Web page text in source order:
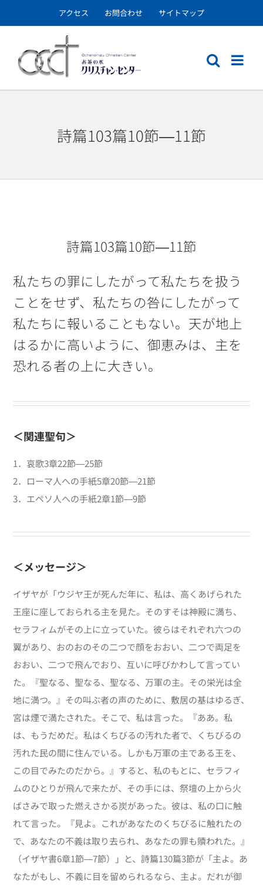
to
アクセス お問合わせ サイトマップ
詩篇103篇10節―11節
詩篇103篇10節―11節
私たちの罪にしたがって私たちを扱う
ことをせず、私たちの咎にしたがって
私たちに報いることもない。天が地上
はるかに高いように、御恵みは、主を
恐れる者の上に大きい。
＜関連聖句＞
1．哀歌3章22節―25節
2．ローマ人への手紙5章20節―21節
3．エペソ人への手紙2章1節―9節
＜メッセージ＞
イザヤが「ウジヤ王が死んだ年に、私は、高くあげられた
王座に座しておられる主を見た。そのすそは神殿に満ち、
セラフィムがその上に立っていた。彼らはそれぞれ六つの
翼があり、おのおのその二つで顔をおおい、二つで両足を
おおい、二つで飛んでおり、互いに呼びかわして言ってい
た。『聖なる、聖なる、聖なる、万軍の主。その栄光は全
地に満つ。』その叫ぶ者の声のために、敷居の基はゆるぎ、
宮は煙で満たされた。そこで、私は言った。『ああ。私
は、もうだめだ。私はくちびるの汚れた者で、くちびるの
汚れた民の間に住んでいる。しかも万軍の主である王を、
この目でみたのだから。』すると、私のもとに、セラフィ
ムのひとりが飛んで来たが、その手には、祭壇の上から火
ばさみで取った燃えさかる炭があった。彼は、私の口に触
れて言った。『見よ。これがあなたのくちびるに触れたの
で、あなたの不義は取り去られ、あなたの罪も贖われた。』
（イザヤ書6章1節―7節）」と、詩篇130篇3節が「主よ。あ
なたがもし、不義に目を留められるなら、主よ。だれが御